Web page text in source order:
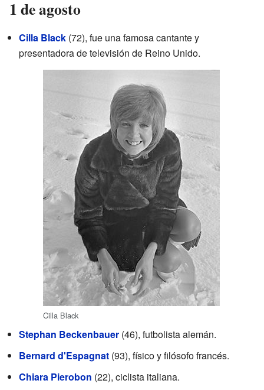
1 de agosto
Cilla Black (72), fue una famosa cantante y
presentadora de televisión de Reino Unido.
Cilla Black
Stephan Beckenbauer (46), futbolista alemán.
Bernard d'Espagnat (93), físico y filósofo francés.
Chiara Pierobon (22), ciclista italiana.